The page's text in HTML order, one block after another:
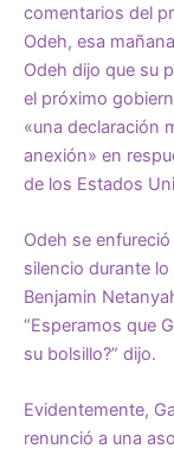
comentarios del
Odeh, esa
Odeh dijo que su
el próximo
«una declaración
anexión» en
de los Estados
Odeh se
silencio durante
Benjamin
“Esperamos que
su bolsillo?” dijo.
Evidentemente,
renunció a una